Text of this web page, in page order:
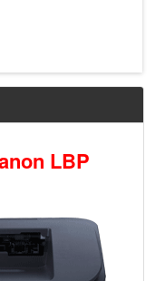
LBP